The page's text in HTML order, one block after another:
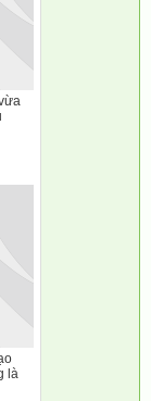
là